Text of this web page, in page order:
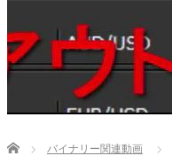
Home バイナリー関連動画